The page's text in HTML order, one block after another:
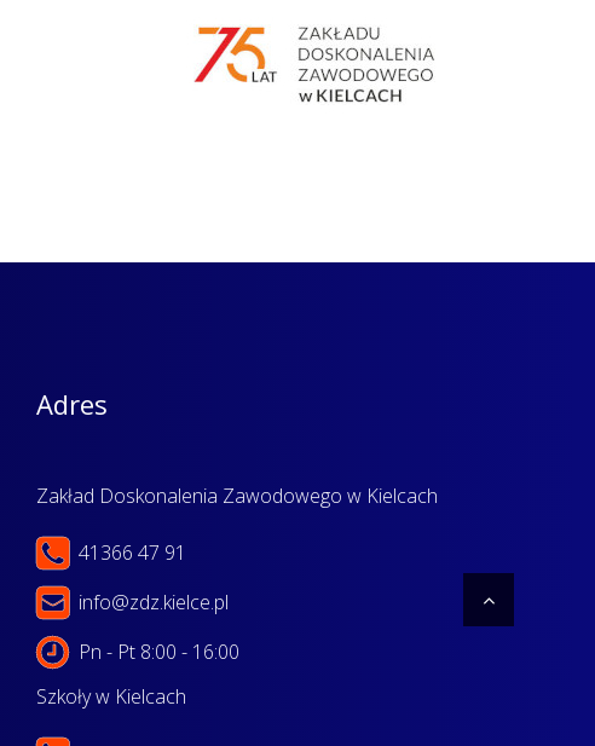
Adres
Zakład Doskonalenia Zawodowego w Kielcach
41366 47 91
info@zdz.kielce.pl
Pn - Pt 8:00 - 16:00
Szkoły w Kielcach